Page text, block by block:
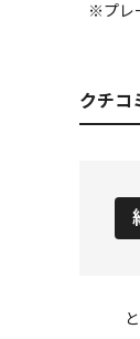
※プレ
クチコ